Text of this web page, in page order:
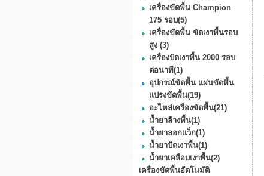
เครื่องขัดพื้น Champion
175 รอบ(5)
เครื่องขัดพื้น ขัดเงาพื้นรอบ
สูง (3)
เครื่องปัดเงาพื้น 2000 รอบ
ต่อนาที(1)
อุปกรณ์ขัดพื้น แผ่นขัดพื้น
แปรงขัดพื้น(19)
อะไหล่เครื่องขัดพื้น(21)
น้ำยาล้างพื้น(1)
น้ำยาลอกแว็ก(1)
น้ำยาปัดเงาพื้น(1)
น้ำยาเคลือบเงาพื้น(2)
เครื่องขัดพื้นอัตโนมัติ